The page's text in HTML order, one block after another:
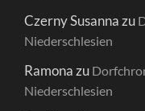
Czerny Susannazu
Niederschlesien
Ramonazu
Niederschlesien